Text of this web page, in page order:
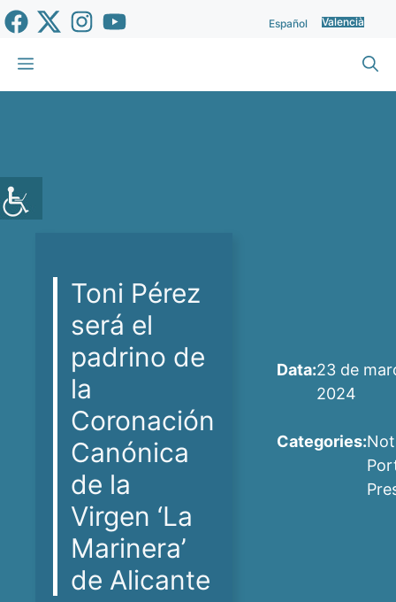
Vés
al
contingut
Español Valencià
Menu
Toni Pérez
será el
padrino de
la
Coronación
Canónica
de la
Virgen ‘La
Marinera’
de Alicante
Data:23 de
2024
Categories: